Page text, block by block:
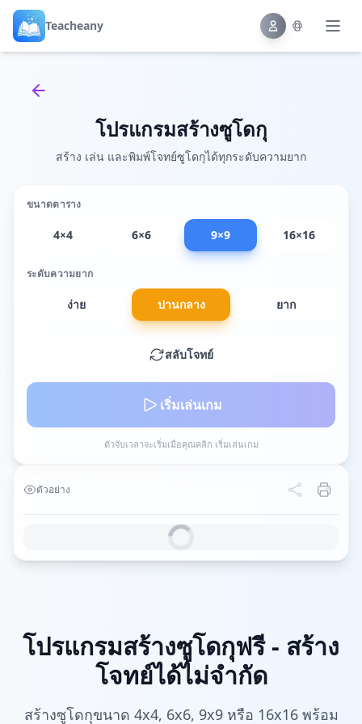
Teacheany
Back to tools
โปรแกรมสร้างซูโดกุ
สร้าง เล่น และพิมพ์โจทย์ซูโดกุได้ทุกระดับความยาก
ขนาดตาราง
4×4 6×6 9×9 16×16
ระดับความยาก
ง่าย ปานกลาง ยาก
สลับโจทย์
เริ่มเล่นเกม
ตัวจับเวลาจะเริ่มเมื่อคุณคลิก เริ่มเล่นเกม
ตัวอย่าง
โปรแกรมสร้างซูโดกุฟรี - สร้าง
โจทย์ได้ไม่จำกัด
สร้างซูโดกุขนาด 4x4, 6x6, 9x9 หรือ 16x16 พร้อม